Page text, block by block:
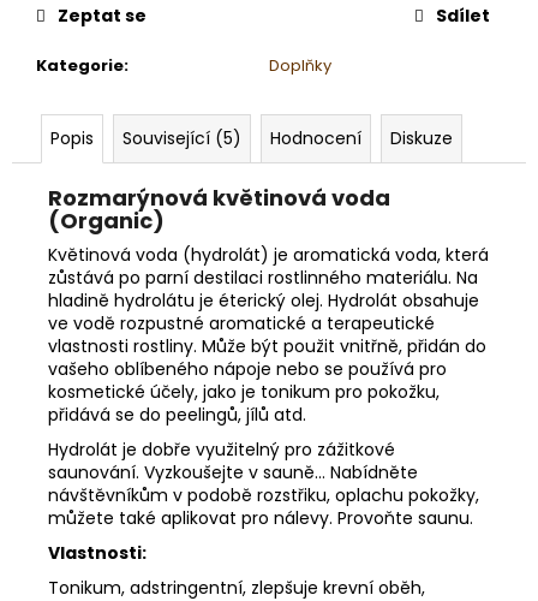
Kategorie: Doplňky
Zeptat se Sdílet
Popis Související (5) Hodnocení Diskuze
Rozmarýnová květinová voda
(Organic)
Květinová voda (hydrolát) je aromatická voda, která
zůstává po parní destilaci rostlinného materiálu. Na
hladině hydrolátu je éterický olej. Hydrolát obsahuje
ve vodě rozpustné aromatické a terapeutické
vlastnosti rostliny. Může být použit vnitřně, přidán do
vašeho oblíbeného nápoje nebo se používá pro
kosmetické účely, jako je tonikum pro pokožku,
přidává se do peelingů, jílů atd.
Hydrolát je dobře využitelný pro zážitkové
saunování. Vyzkoušejte v sauně... Nabídněte
návštěvníkům v podobě rozstřiku, oplachu pokožky,
můžete také aplikovat pro nálevy. Provoňte saunu.
Vlastnosti:
Tonikum, adstringentní, zlepšuje krevní oběh,
MANDARINKA
156